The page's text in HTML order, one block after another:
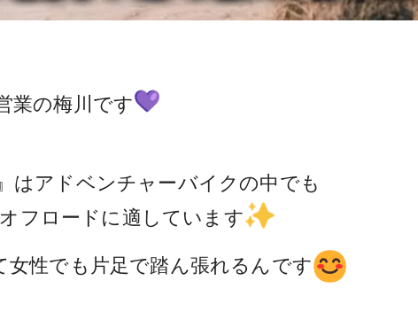
業の梅川です
』はアドベンチャーバイクの中でも
フロードに適しています
性でも片足で踏ん張れるんです